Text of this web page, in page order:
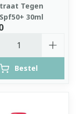
Tegen
30ml
Bestel